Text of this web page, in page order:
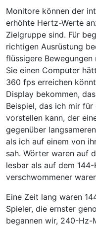
Monitore können der
erhöhte Hertz-Werte
Zielgruppe sind. Für
richtigen Ausrüstung
flüssigere
Sie einen Computer
360 fps erreichen
Display bekommen,
Beispiel, das ich mir
vorstellen kann, der
gegenüber
als ich auf einem von
sah. Wörter waren auf
lesbar als auf dem
verschwommener
Eine Zeit lang waren
Spieler, die ernster
begannen wir, 240-Hz-